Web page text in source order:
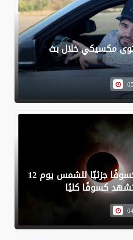
مكسيكي خلال بث
المغرب يترقب كسوفًا جزئيًا للشمس يوم 12
كسوفًا كليًا